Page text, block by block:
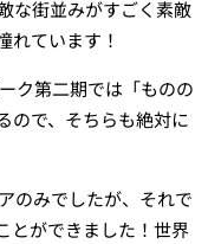
な街並みがすごく素敵
れています！
ク第二期では「ものの
ので、そちらも絶対に
のみでしたが、それで
とができました！世界